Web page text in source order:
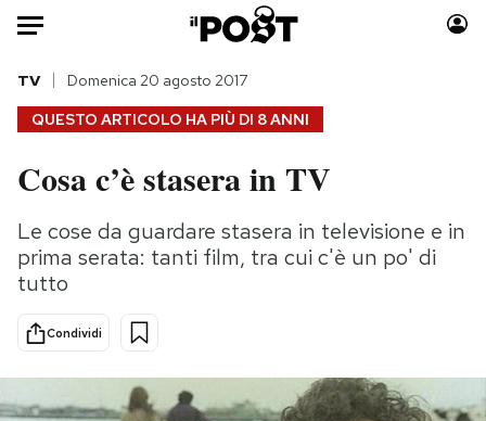
Auto
HOME
Italia
Politica
Scienza
Economia
Moda
Consumismi
Altrecose
QUESTO ARTICOLO HA PIÙ DI 8 ANNI
TV Domenica 20 agosto 2017
Cosa c’è stasera in TV
Le cose da guardare stasera in televisione e in
prima serata: tanti film, tra cui c'è un po' di
tutto
Condividi